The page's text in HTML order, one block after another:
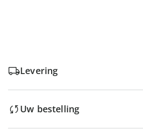
Levering
Uw bestelling